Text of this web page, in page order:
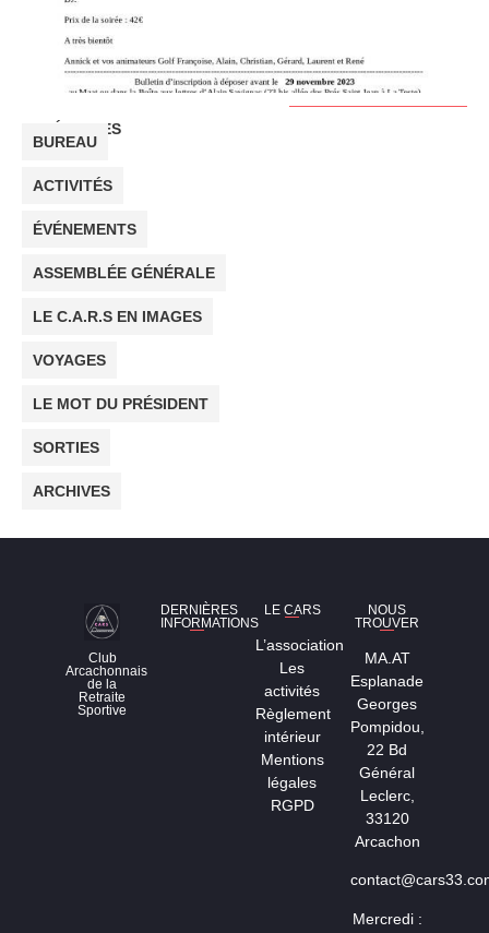
CATÉGORIES
BUREAU
ACTIVITÉS
ÉVÉNEMENTS
ASSEMBLÉE GÉNÉRALE
LE C.A.R.S EN IMAGES
VOYAGES
LE MOT DU PRÉSIDENT
SORTIES
ARCHIVES
Club
Arcachonnais
de la
Retraite
Sportive
DERNIÈRES
INFORMATIONS
LE CARS
L’association
Les
activités
Règlement
intérieur
Mentions
légales
RGPD
NOUS
TROUVER
MA.AT
Esplanade
Georges
Pompidou,
22 Bd
Général
Leclerc,
33120
Arcachon
Mercredi :